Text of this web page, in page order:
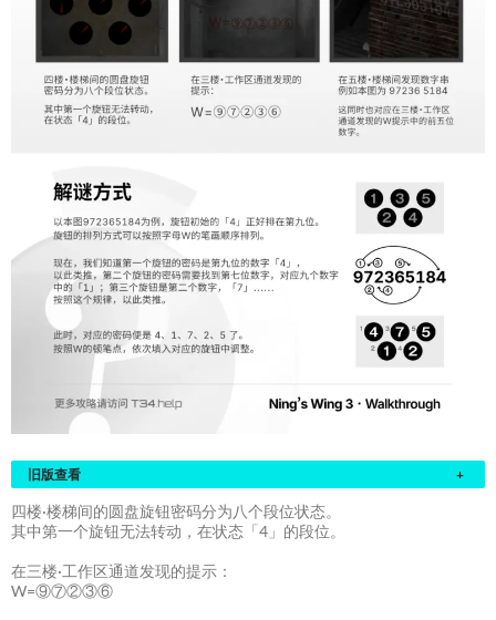
旧版查看 +
四楼·楼梯间的圆盘旋钮密码分为八个段位状态。
其中第一个旋钮无法转动，在状态「4」的段位。
在三楼·工作区通道发现的提示：
W=⑨⑦②③⑥